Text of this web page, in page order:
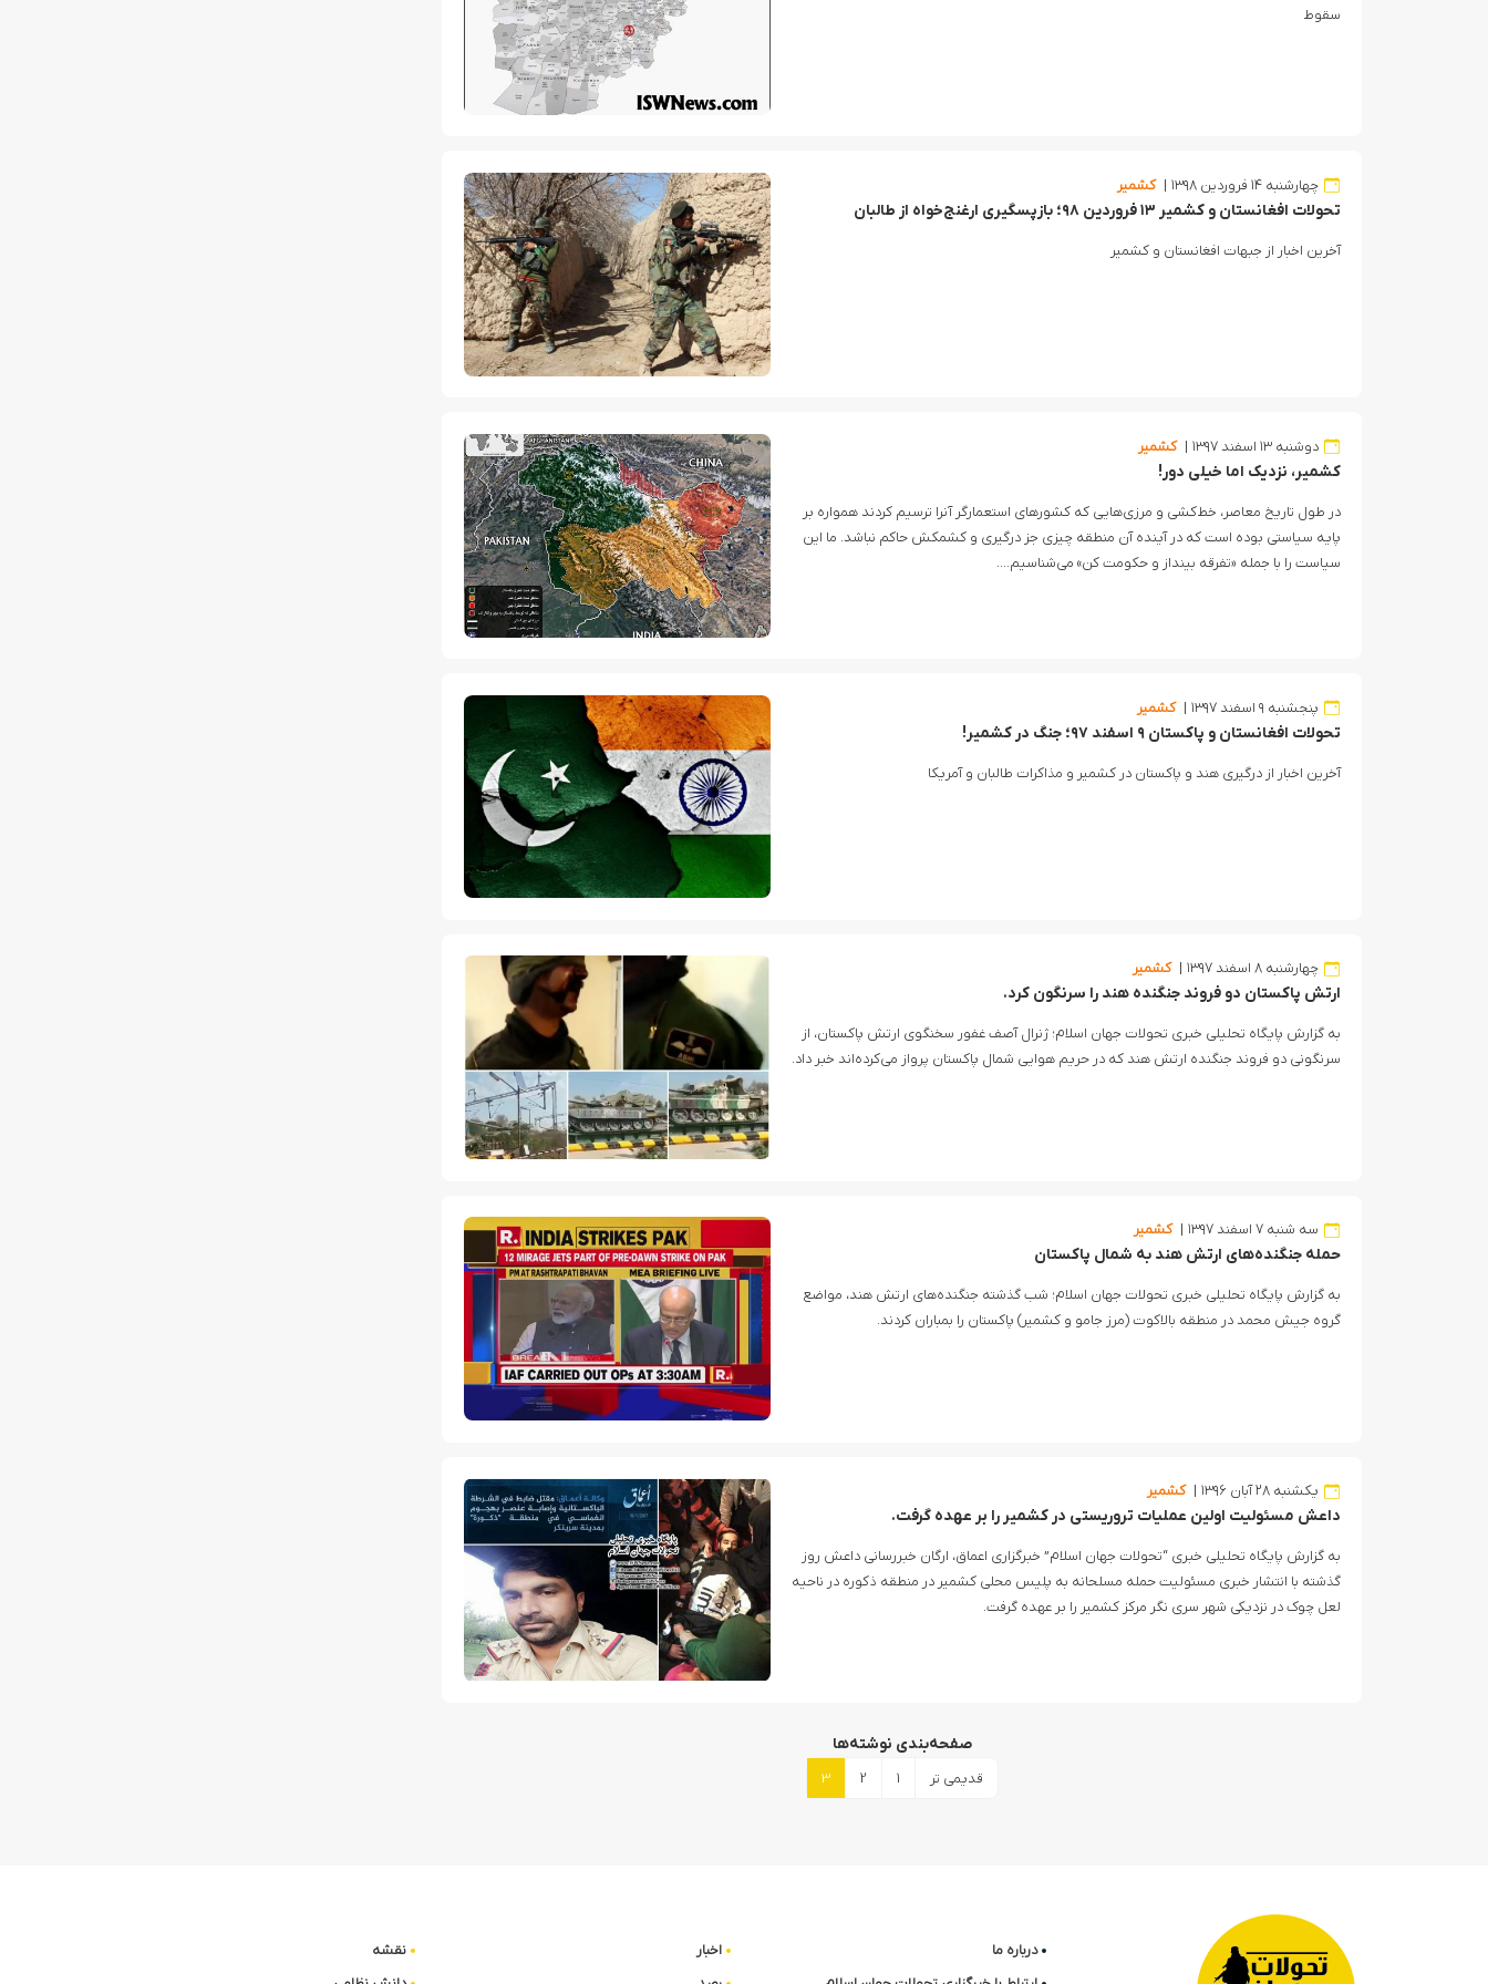
سقوط
چهارشنبه ۱۴ فروردین ۱۳۹۸ کشمیر
تحولات افغانستان و کشمیر ۱۳ فروردین ۹۸؛ بازپسگیری ارغنج‌خواه از طالبان
آخرین اخبار از جبهات افغانستان و کشمیر
دوشنبه ۱۳ اسفند ۱۳۹۷ کشمیر
کشمیر، نزدیک اما خیلی دور!
در طول تاریخ معاصر، خط‌کشی و مرزی‌هایی که کشورهای استعمارگر آنرا ترسیم کردند همواره بر
پایه سیاستی بوده است که در آینده آن منطقه چیزی جز درگیری و کشمکش حاکم نباشد. ما این
سیاست را با جمله «تفرقه بینداز و حکومت کن» می‌شناسیم….
پنجشنبه ۹ اسفند ۱۳۹۷ کشمیر
تحولات افغانستان و پاکستان ۹ اسفند ۹۷؛ جنگ در کشمیر!
آخرین اخبار از درگیری هند و پاکستان در کشمیر و مذاکرات طالبان و آمریکا
چهارشنبه ۸ اسفند ۱۳۹۷ کشمیر
ارتش پاکستان دو فروند جنگنده هند را سرنگون کرد.
به گزارش پایگاه تحلیلی خبری تحولات جهان اسلام؛ ژنرال آصف غفور سخنگوی ارتش پاکستان، از
سرنگونی دو فروند جنگنده ارتش هند که در حریم هوایی شمال پاکستان پرواز می‌کرده‌اند خبر داد.
سه شنبه ۷ اسفند ۱۳۹۷ کشمیر
حمله جنگنده‌های ارتش هند به شمال پاکستان
به گزارش پایگاه تحلیلی خبری تحولات جهان اسلام؛ شب گذشته جنگنده‌های ارتش هند، مواضع
گروه جیش محمد در منطقه بالاکوت (مرز جامو و کشمیر) پاکستان را بمباران کردند.
یکشنبه ۲۸ آبان ۱۳۹۶ کشمیر
داعش مسئولیت اولین عملیات تروریستی در کشمیر را بر عهده گرفت.
به گزارش پایگاه تحلیلی خبری “تحولات جهان اسلام” خبرگزاری اعماق، ارگان خبررسانی داعش روز
گذشته با انتشار خبری مسئولیت حمله مسلحانه به پلیس محلی کشمیر در منطقه ذکوره در ناحیه
لعل چوک در نزدیکی شهر سری نگر مرکز کشمیر را بر عهده گرفت.
صفحه‌بندی نوشته‌ها
قدیمی تر 1
2
3
درباره ما
اخبار
نقشه